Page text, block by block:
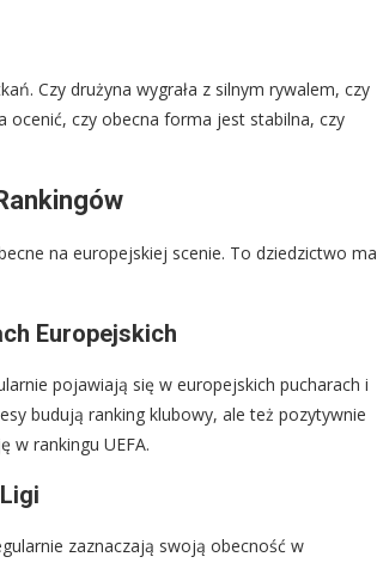
Czy drużyna wygrała z silnym rywalem, czy
ocenić, czy obecna forma jest stabilna, czy
na europejskiej scenie. To dziedzictwo ma
Europejskich
pojawiają się w europejskich pucharach i
budują ranking klubowy, ale też pozytywnie
w rankingu UEFA.
zaznaczają swoją obecność w